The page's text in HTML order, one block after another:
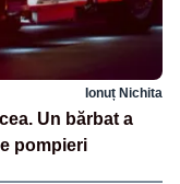
Ionuț Nichita
Un bărbat a
pompieri